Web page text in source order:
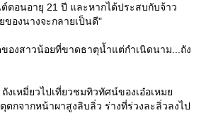
ตอนอายุ 21 ปี และหากได้ประสบกับจ้าว
องนางจะกลายเป็นดี"
องสาวน้อยที่ขาดธาตุน้ำแต่กำเนิดนาม...ถัง
งเหมี่ยวไปเที่ยวชมทิวทัศน์ของเอ๋อเหม
กจากหน้าผาสูงลิบลิ่ว ร่างที่ร่วงละลิ่วลงไป